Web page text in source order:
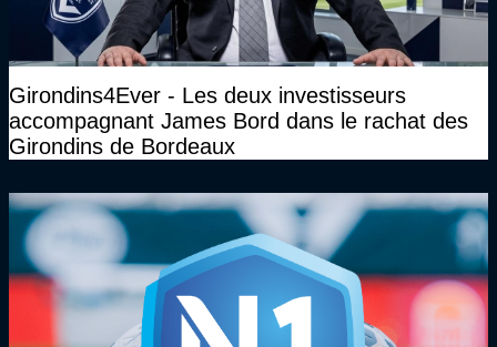
Girondins4Ever - Les deux investisseurs
accompagnant James Bord dans le rachat des
Girondins de Bordeaux